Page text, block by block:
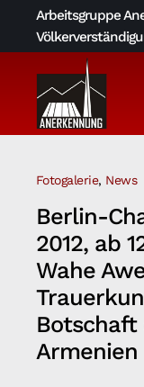
Arbeitsgruppe
Fotogalerie, News
Berlin-
2012, ab
Wahe
Botschaft
Armenien